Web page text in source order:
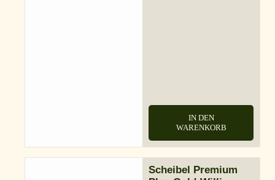
IN DEN
WARENKORB
Scheibel Premium